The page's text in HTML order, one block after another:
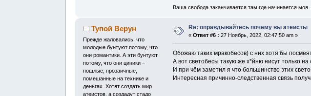
Ваша свобода заканчивается там,где начинается моя.
Тупой Верун
Прежде жаловались, что
молодые бунтуют потому, что
они романтики. А эти бунтуют
потому, что они циники –
пошлые, прозаичные,
помешанные на технике и
деньгах. Хотят создать мир
атеистов, а создадут стадо
Re: оправдывайтесь почему вы атеисты
«Ответ #6 : 27 Ноябрь, 2022, 02:47:50 am »
Обожаю таких мракобесов) с них хотя бы
А вот светобесы такую же х*йню нисут только
И при чём заметил я что большинство этих
Интересная причинно-следственная связь